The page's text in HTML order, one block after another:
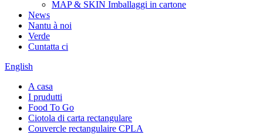
MAP & SKIN Imballaggi in cartone
News
Nantu à noi
Verde
Cuntatta ci
English
A casa
I prudutti
Food To Go
Ciotola di carta rectangulare
Couvercle rectangulaire CPLA